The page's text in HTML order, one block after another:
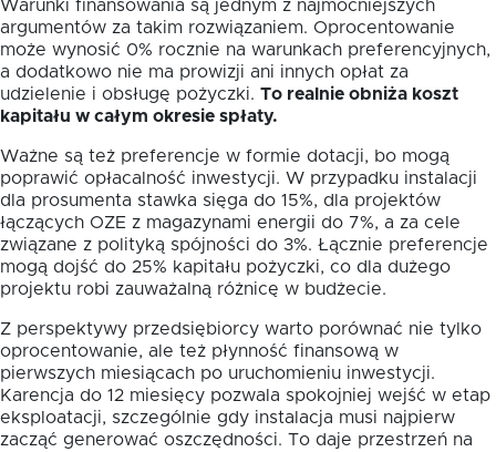
Warunki finansowania są jednym z najmocniejszych
argumentów za takim rozwiązaniem. Oprocentowanie
może wynosić 0% rocznie na warunkach preferencyjnych,
a dodatkowo nie ma prowizji ani innych opłat za
udzielenie i obsługę pożyczki. To realnie obniża koszt
kapitału w całym okresie spłaty.
Ważne są też preferencje w formie dotacji, bo mogą
poprawić opłacalność inwestycji. W przypadku instalacji
dla prosumenta stawka sięga do 15%, dla projektów
łączących OZE z magazynami energii do 7%, a za cele
związane z polityką spójności do 3%. Łącznie preferencje
mogą dojść do 25% kapitału pożyczki, co dla dużego
projektu robi zauważalną różnicę w budżecie.
Z perspektywy przedsiębiorcy warto porównać nie tylko
oprocentowanie, ale też płynność finansową w
pierwszych miesiącach po uruchomieniu inwestycji.
Karencja do 12 miesięcy pozwala spokojniej wejść w etap
eksploatacji, szczególnie gdy instalacja musi najpierw
zacząć generować oszczędności. To daje przestrzeń na